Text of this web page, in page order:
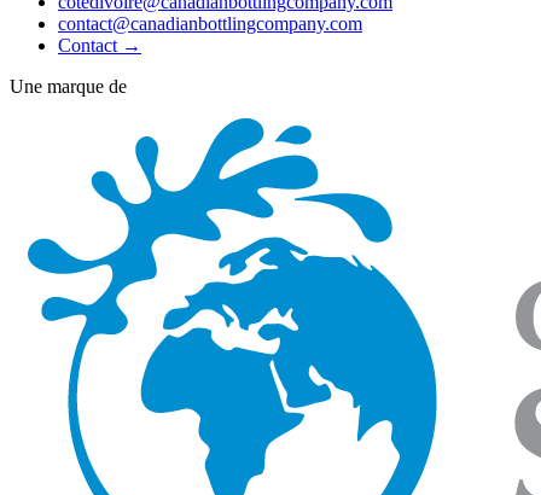
contact@canadianbottlingcompany.com
Contact →
Une marque de